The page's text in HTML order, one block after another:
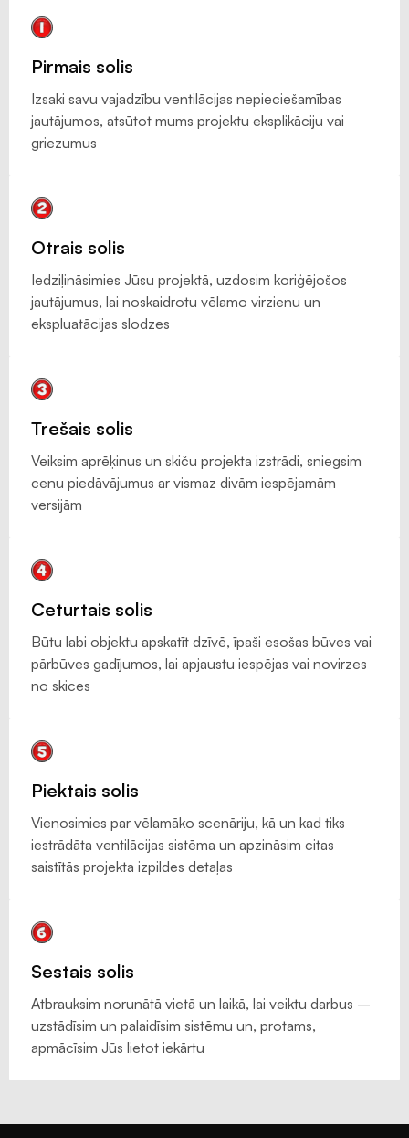
Pirmais solis
Izsaki savu vajadzību ventilācijas nepieciešamības
jautājumos, atsūtot mums projektu eksplikāciju vai
griezumus
Otrais solis
Iedziļināsimies Jūsu projektā, uzdosim koriģējošos
jautājumus, lai noskaidrotu vēlamo virzienu un
ekspluatācijas slodzes
Trešais solis
Veiksim aprēķinus un skiču projekta izstrādi, sniegsim
cenu piedāvājumus ar vismaz divām iespējamām
versijām
Ceturtais solis
Būtu labi objektu apskatīt dzīvē, īpaši esošas būves vai
pārbūves gadījumos, lai apjaustu iespējas vai novirzes
no skices
Piektais solis
Vienosimies par vēlamāko scenāriju, kā un kad tiks
iestrādāta ventilācijas sistēma un apzināsim citas
saistītās projekta izpildes detaļas
Sestais solis
Atbrauksim norunātā vietā un laikā, lai veiktu darbus –
uzstādīsim un palaidīsim sistēmu un, protams,
apmācīsim Jūs lietot iekārtu